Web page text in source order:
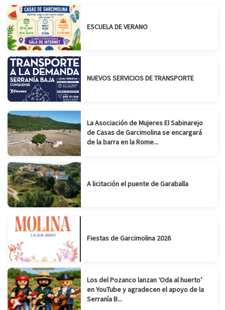
ESCUELA DE VERANO
NUEVOS SERVICIOS DE TRANSPORTE
La Asociación de Mujeres El Sabinarejo
de Casas de Garcimolina se encargará
de la barra en la Rome...
A licitación el puente de Garaballa
Fiestas de Garcimolina 2026
Los del Pozanco lanzan ‘Oda al huerto’
en YouTube y agradecen el apoyo de la
Serranía B...